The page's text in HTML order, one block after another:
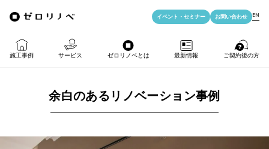
施工事例 サービス
物件購入＋リノベ
ゼロリノベとは
ゼロリノベの特徴
最新情報
イベント・セミナー
ご契約後の方
LIFE PASSPORT
イベント・ セミナー お問い合わせ EN
余白のあるリノベーション事例